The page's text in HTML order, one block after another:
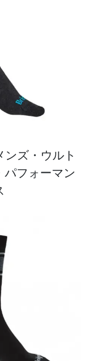
ンズ・ウルト
パフォーマン